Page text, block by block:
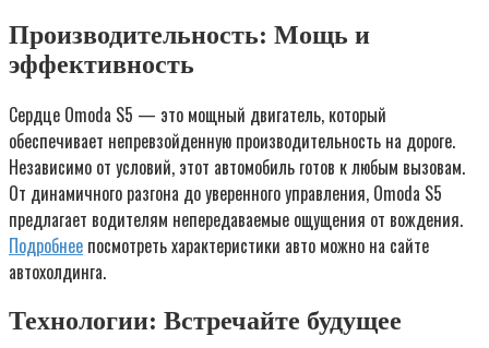
Производительность: Мощь и
эффективность
Сердце Omoda S5 — это мощный двигатель, который
обеспечивает непревзойденную производительность на дороге.
Независимо от условий, этот автомобиль готов к любым вызовам.
От динамичного разгона до уверенного управления, Omoda S5
предлагает водителям непередаваемые ощущения от вождения.
Подробнее посмотреть характеристики авто можно на сайте
автохолдинга.
Технологии: Встречайте будущее